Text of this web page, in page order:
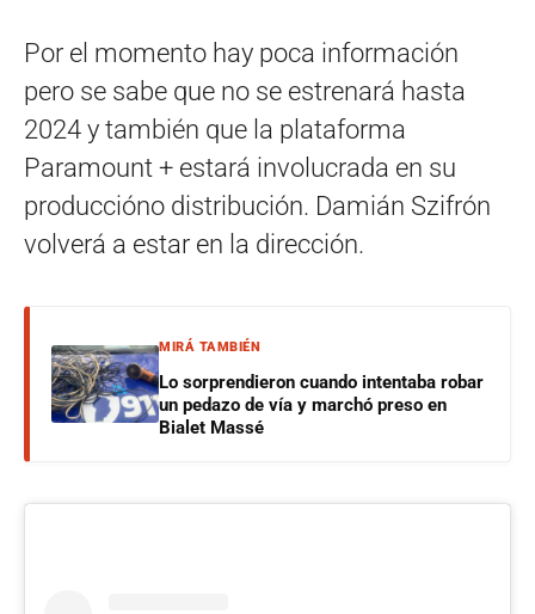
Por el momento hay poca información
pero se sabe que no se estrenará hasta
2024 y también que la plataforma
Paramount + estará involucrada en su
produccióno distribución. Damián Szifrón
volverá a estar en la dirección.
MIRÁ TAMBIÉN
Lo sorprendieron cuando intentaba robar
un pedazo de vía y marchó preso en
Bialet Massé